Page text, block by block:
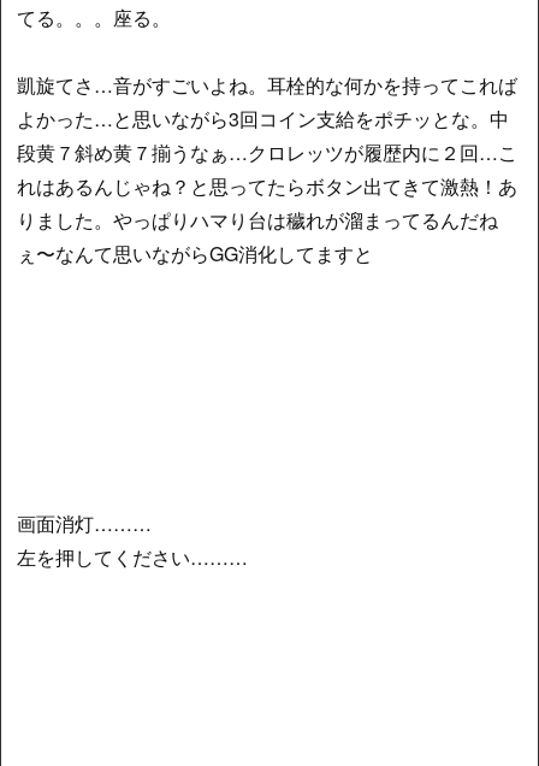
てる。。。座る。
凱旋てさ…音がすごいよね。耳栓的な何かを持ってこれば
よかった…と思いながら3回コイン支給をポチッとな。中
段黄７斜め黄７揃うなぁ…クロレッツが履歴内に２回…こ
れはあるんじゃね？と思ってたらボタン出てきて激熱！あ
りました。やっぱりハマり台は穢れが溜まってるんだね
ぇ〜なんて思いながらGG消化してますと
画面消灯………
左を押してください………